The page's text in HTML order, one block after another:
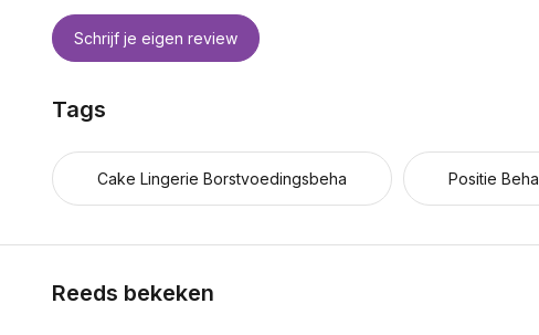
Schrijf je eigen review
Tags
Cake Lingerie Borstvoedingsbeha Positie Beha
Reeds bekeken